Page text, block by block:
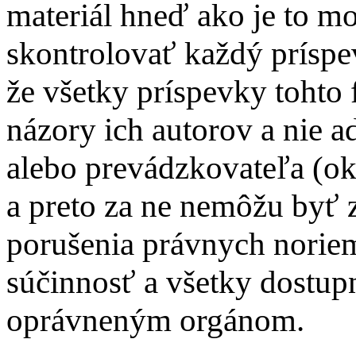
materiál hneď ako je to
skontrolovať každý
že všetky príspevky
názory ich autorov a nie
alebo prevádzkovateľa
a preto za ne nemôžu
porušenia právnych
súčinnosť a všetky
oprávneným orgánom.